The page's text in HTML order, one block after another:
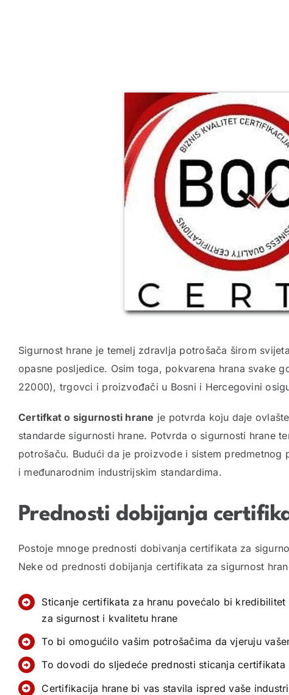
Sigurnost hrane je temelj zdravlja potrošača širom
opasne posljedice. Osim toga, pokvarena hrana svake
22000), trgovci i proizvođači u Bosni i Hercegovini
Certifkat o sigurnosti hrane je potvrda koju daje
standarde sigurnosti hrane. Potvrda o sigurnosti hrane
potrošaču. Budući da je proizvode i sistem
i međunarodnim industrijskim standardima.
Prednosti dobijanja
Postoje mnoge prednosti dobivanja certifikata za
Neke od prednosti dobijanja certifikata za sigurnost
Sticanje certifikata za hranu povećalo bi
za sigurnost i kvalitetu hrane
To bi omogućilo vašim potrošačima da vjeruju
To dovodi do sljedeće prednosti sticanja
Certifikacija hrane bi vas stavila ispred vaše